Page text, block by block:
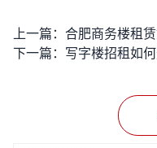
上一篇：
下一篇：